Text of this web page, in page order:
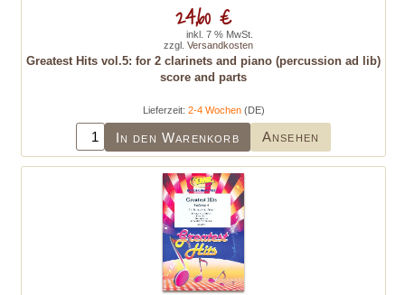
Greatest Hits vol.5: for 2 clarinets and piano (percussion ad lib)
score and parts
Lieferzeit: 2-4 Wochen(DE)
In den Warenkorb Ansehen
24,60 €
inkl. 7 % MwSt.
zzgl. Versandkosten